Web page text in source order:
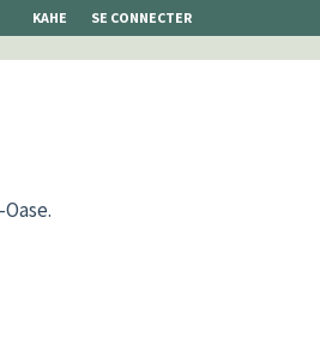
KAHE SE CONNECTER